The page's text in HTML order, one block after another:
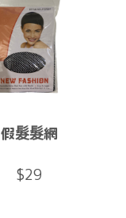
假髮髮網
$29